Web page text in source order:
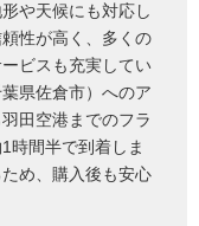
や天候にも対応し
性が高く、多くの
ビスも充実してい
県佐倉市）へのア
田空港までのフラ
時間半で到着しま
め、購入後も安心